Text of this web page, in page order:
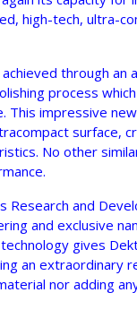
high-tech, ultra-
through an
process
This impressive
surface,
No other
Research and
and exclusive
gives
an extraordinary
nor adding